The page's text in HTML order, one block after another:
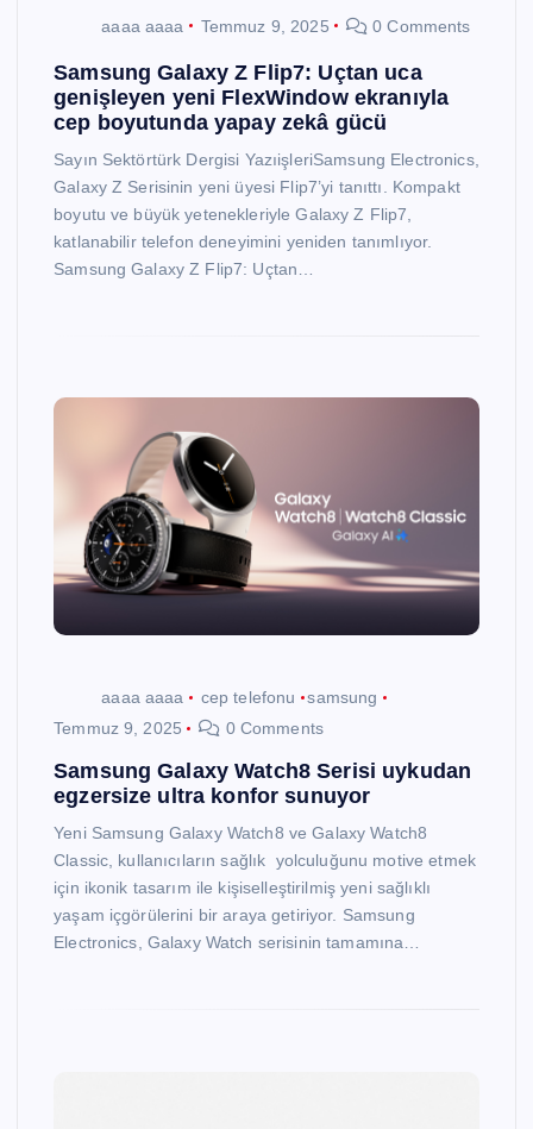
aaaa aaaa Temmuz 9, 2025 0 Comments
Samsung Galaxy Z Flip7: Uçtan uca
genişleyen yeni FlexWindow ekranıyla
cep boyutunda yapay zekâ gücü
Sayın Sektörtürk Dergisi YazıişleriSamsung Electronics,
Galaxy Z Serisinin yeni üyesi Flip7’yi tanıttı. Kompakt
boyutu ve büyük yetenekleriyle Galaxy Z Flip7,
katlanabilir telefon deneyimini yeniden tanımlıyor.
Samsung Galaxy Z Flip7: Uçtan…
aaaa aaaa cep telefonu
samsung
Temmuz 9, 2025
0 Comments
Samsung Galaxy Watch8 Serisi uykudan
egzersize ultra konfor sunuyor
Yeni Samsung Galaxy Watch8 ve Galaxy Watch8
Classic, kullanıcıların sağlık yolculuğunu motive etmek
için ikonik tasarım ile kişiselleştirilmiş yeni sağlıklı
yaşam içgörülerini bir araya getiriyor. Samsung
Electronics, Galaxy Watch serisinin tamamına…